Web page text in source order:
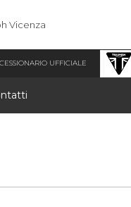
Vicenza
UFFICIALE